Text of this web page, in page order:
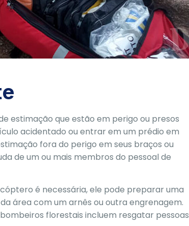
estimação que estão em perigo ou presos
acidentado ou entrar em um prédio em
fora do perigo em seus braços ou
de um ou mais membros do pessoal de
é necessária, ele pode preparar uma
área com um arnês ou outra engrenagem.
florestais incluem resgatar pessoas